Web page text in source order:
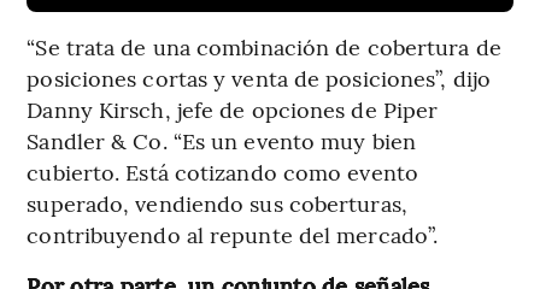
“Se trata de una combinación de cobertura de
posiciones cortas y venta de posiciones”, dijo
Danny Kirsch, jefe de opciones de Piper
Sandler & Co. “Es un evento muy bien
cubierto. Está cotizando como evento
superado, vendiendo sus coberturas,
contribuyendo al repunte del mercado”.